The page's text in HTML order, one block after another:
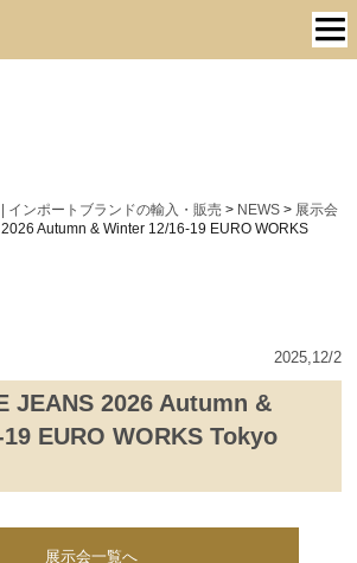
インポートブランドの輸入・販売 > NEWS > 展示会
Autumn & Winter 12/16-19 EURO WORKS
2025,12/2
JEANS 2026 Autumn &
EURO WORKS Tokyo
展示会一覧へ